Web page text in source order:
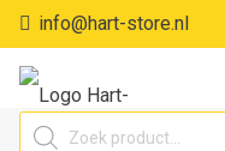
info@hart-store.nl
Producten
zoeken